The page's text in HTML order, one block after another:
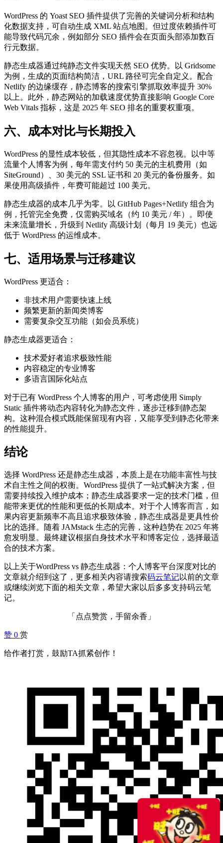
WordPress 的 Yoast SEO 插件提供了完善的关键词分析和结构
化数据支持，可自动生成 XML 站点地图。但过度依赖插件可
能导致代码冗余，例如部分 SEO 插件会在页面头部添加数百
行元数据。
静态生成器通过纯静态文件实现天然 SEO 优势。以 Gridsome
为例，生成的页面结构简洁，URL 路径可完全自定义。配合
Netlify 的边缘缓存，静态博客的搜索引擎抓取效率提升 30%
以上。此外，静态网站的加载速度优势直接影响 Google Core
Web Vitals 指标，这是 2025 年 SEO 排名的重要权重项。
六、成本对比与长期投入
WordPress 的显性成本较低，但其隐性成本不容忽视。以中等
流量个人博客为例，每年需支付约 50 美元的主机费用（如
SiteGround）、30 美元的 SSL 证书和 20 美元的备份服务。如
果使用高级插件，年费可能超过 100 美元。
静态生成器的成本几乎为零。以 GitHub Pages+Netlify 组合为
例，托管完全免费，仅需购买域名（约 10 美元 / 年）。即使
未来流量增长，升级到 Netlify 高级计划（每月 19 美元）也远
低于 WordPress 的运维成本。
七、适用场景与迁移建议
WordPress 更适合：
非技术用户需要快速上线
频繁更新的新闻类博客
需要复杂交互功能（如会员系统）
静态生成器更适合：
技术爱好者追求极致性能
内容稳定的专业博客
多语言国际化站点
对于已有 WordPress 个人博客的用户，可考虑使用 Simply
Static 插件将动态内容转化为静态文件，逐步迁移到静态架
构。这种混合模式既能保留现有内容，又能享受到静态化带来
的性能提升。
结论
选择 WordPress 还是静态生成器，本质上是在功能丰富性与技
术自主性之间的权衡。WordPress 提供了一站式解决方案，但
需要持续投入维护成本；静态生成器要求一定的技术门槛，但
能带来更优的性能和更低的长期成本。对于个人博客而言，如
果内容更新频率不高且追求极致体验，静态生成器是更具性价
比的选择。随着 JAMstack 生态的完善，这种趋势在 2025 年将
愈发明显。最终建议根据自身技术水平和博客定位，选择最适
合的技术方案。
以上关于WordPress vs 静态生成器：个人博客平台深度对比的
文章就介绍到这了，更多相关内容请搜索码云笔记以前的文章
或继续浏览下面的相关文章，希望大家以后多多支持码云笔
记。
「点点赞赏，手留余香」
赞 0 赏
给作者打赏，鼓励TA抓紧创作！